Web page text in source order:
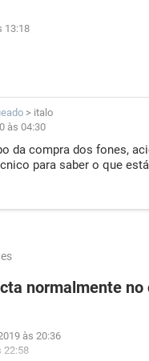
13:18
> italo
às 04:30
da compra dos fones,
para saber o que
normalmente no
às 20:36
22:58